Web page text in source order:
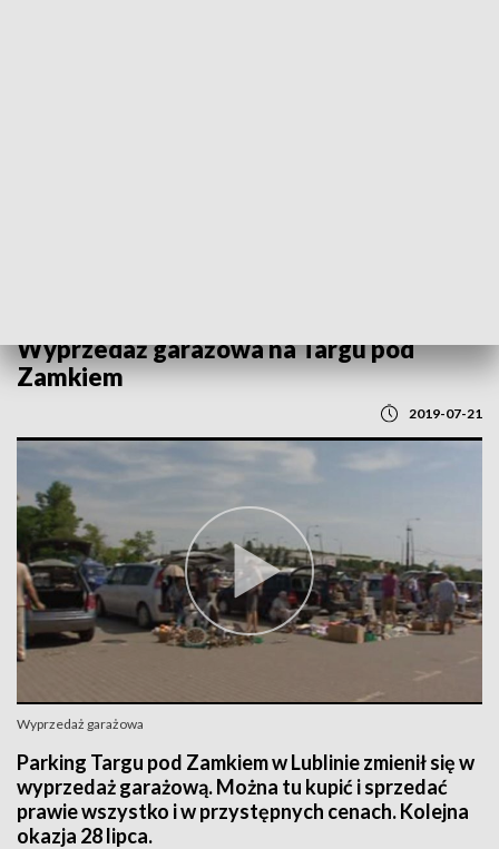
Wyprzedaż garażowa na Targu pod
Zamkiem
2019-07-21
Wyprzedaż garażowa
Parking Targu pod Zamkiem w Lublinie zmienił się w
wyprzedaż garażową. Można tu kupić i sprzedać
prawie wszystko i w przystępnych cenach. Kolejna
okazja 28 lipca.